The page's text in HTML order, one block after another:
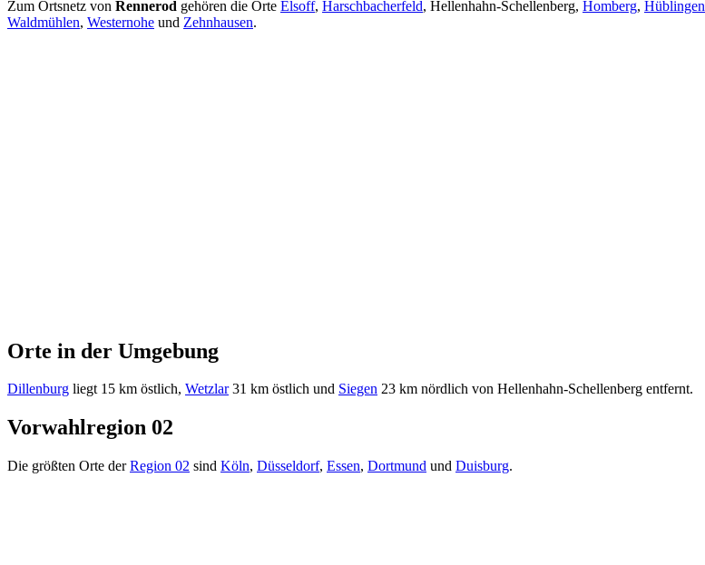
Zum Ortsnetz von Rennerod gehören die Orte Elsoff, Harschbacherfeld, Hellenhahn-Schellenberg, Homberg, Hüblingen
Waldmühlen, Westernohe und Zehnhausen.
Orte in der Umgebung
Dillenburg liegt 15 km östlich, Wetzlar31 km östlich und Siegen 23 km nördlich von Hellenhahn-Schellenberg entfernt.
Vorwahlregion 02
Die größten Orte derRegion 02 sind Köln, Düsseldorf, Essen, Dortmund und Duisburg.